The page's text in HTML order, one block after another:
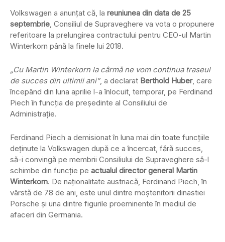
Volkswagen a anunţat că, la reuniunea din data de 25
septembrie, Consiliul de Supraveghere va vota o propunere
referitoare la prelungirea contractului pentru CEO-ul Martin
Winterkorn până la finele lui 2018.
„Cu Martin Winterkorn la cârmă ne vom continua traseul
de succes din ultimii ani”, a declarat Berthold Huber, care
începând din luna aprilie l-a înlocuit, temporar, pe Ferdinand
Piech în funcţia de preşedinte al Consiliului de
Administraţie.
Ferdinand Piech a demisionat în luna mai din toate funcţiile
deţinute la Volkswagen după ce a încercat, fără succes,
să-i convingă pe membrii Consiliului de Supraveghere să-l
schimbe din funcţie pe actualul director general Martin
Winterkorn. De naţionalitate austriacă, Ferdinand Piech, în
vârstă de 78 de ani, este unul dintre moştenitorii dinastiei
Porsche şi una dintre figurile proeminente în mediul de
afaceri din Germania.